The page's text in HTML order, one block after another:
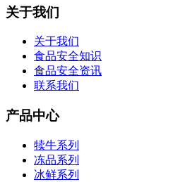
关于我们
关于我们
食品安全知识
食品安全资讯
联系我们
产品中心
犊牛系列
冻品系列
冰鲜系列